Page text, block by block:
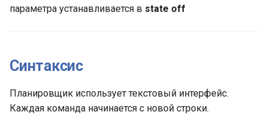
параметра устанавливается в state off
Синтаксис
Планировщик использует текстовый интерфейс.
Каждая команда начинается с новой строки.